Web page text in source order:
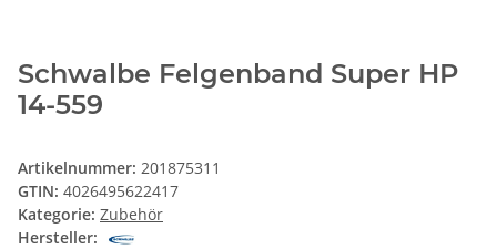
Schwalbe Felgenband Super HP
14-559
Artikelnummer: 201875311
GTIN: 4026495622417
Kategorie: Zubehör
Hersteller: